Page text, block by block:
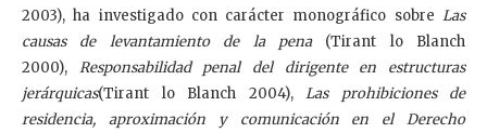
2003), ha investigado con carácter monográfico sobre Las
causas de levantamiento de la pena(Tirant lo Blanch
2000), Responsabilidad penal del dirigente en estructuras
jerárquicas(Tirant lo Blanch 2004), Las prohibiciones de
residencia, aproximación y comunicación en el Derecho